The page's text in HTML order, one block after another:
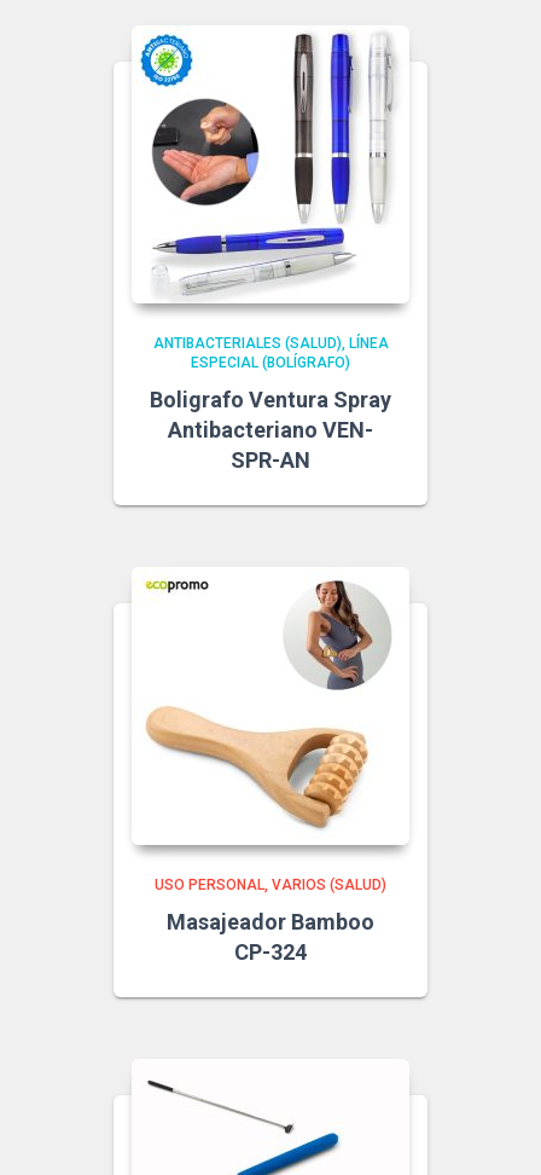
ANTIBACTERIALES (SALUD)
LÍNEA
ESPECIAL (BOLÍGRAFO)
Boligrafo Ventura Spray
Antibacteriano VEN-
SPR-AN
USO PERSONAL VARIOS (SALUD)
Masajeador Bamboo
CP-324